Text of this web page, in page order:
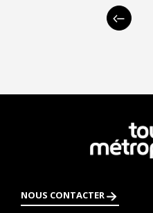
Page
NOUS CONTACTER